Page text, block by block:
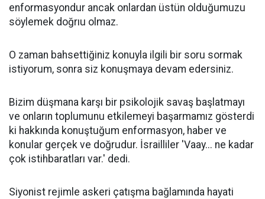
enformasyondur ancak onlardan üstün olduğumuzu
söylemek doğrıu olmaz.
O zaman bahsettiğiniz konuyla ilgili bir soru sormak
istiyorum, sonra siz konuşmaya devam edersiniz.
Bizim düşmana karşı bir psikolojik savaş başlatmayı
ve onların toplumunu etkilemeyi başarmamız gösterdi
ki hakkında konuştuğum enformasyon, haber ve
konular gerçek ve doğrudur. İsrailliler 'Vaay... ne kadar
çok istihbaratları var.' dedi.
Siyonist rejimle askeri çatışma bağlamında hayati